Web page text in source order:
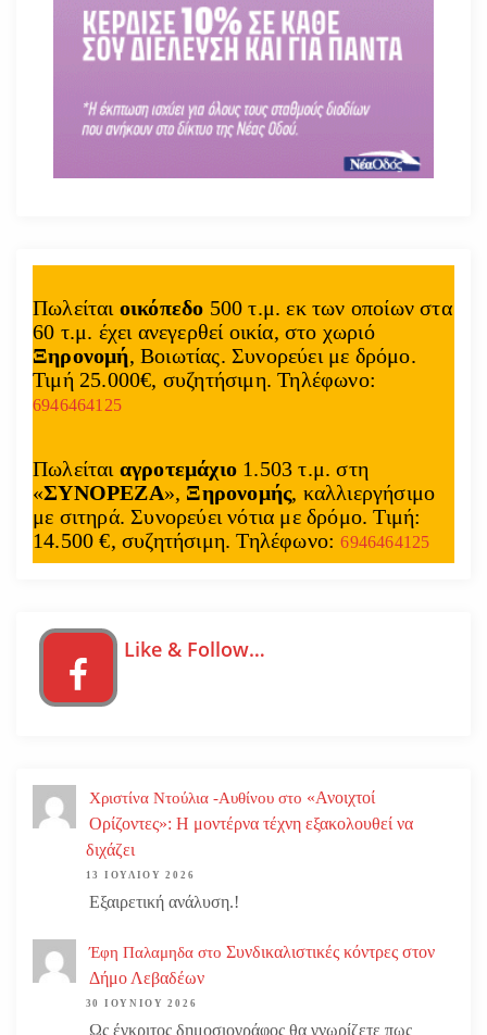
Πωλείται οικόπεδο 500 τ.μ. εκ των οποίων στα
60 τ.μ. έχει ανεγερθεί οικία, στο χωριό
Ξηρονομή, Βοιωτίας. Συνορεύει με δρόμο.
Τιμή 25.000€, συζητήσιμη. Τηλέφωνο:
6946464125
Πωλείται αγροτεμάχιο 1.503 τ.μ. στη
«ΣΥΝΟΡΕΖΑ», Ξηρονομής, καλλιεργήσιμο
με σιτηρά. Συνορεύει νότια με δρόμο. Τιμή:
14.500 €, συζητήσιμη. Τηλέφωνο:6946464125
Like & Follow…
Χριστίνα Ντούλια -Αυθίνου στο «Ανοιχτοί
Ορίζοντες»: Η μοντέρνα τέχνη εξακολουθεί να
διχάζει
13 ΙΟΥΛΊΟΥ 2026
Εξαιρετική ανάλυση.!
Έφη Παλαμηδα στο Συνδικαλιστικές κόντρες στον
Δήμο Λεβαδέων
30 ΙΟΥΝΊΟΥ 2026
Ως έγκριτος δημοσιογράφος θα γνωρίζετε πως